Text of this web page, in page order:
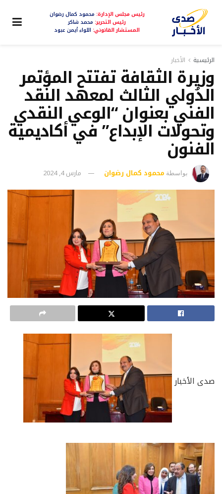
رئيس مجلس الإدارة: محمود كمال رضوان
رئيس التحرير: محمد شاكر
المستشار القانوني: اللواء أيمن عبود
الرئيسية الأخبار
وزيرة الثقافة تفتتح المؤتمر
الدُولي الثالث لمعهد النقد
الفني بعنوان “الوعي النقدي
وتحولات الإبداع” في أكاديمية
الفنون
بواسطة محمود كمال رضوان مارس 4, 2024
صدى الأخبار